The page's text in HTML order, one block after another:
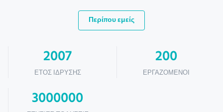
Περίπου εμείς
2007
ΈΤΟΣ ΊΔΡΥΣΗΣ
200
ΕΡΓΑΖΌΜΕΝΟΙ
3000000